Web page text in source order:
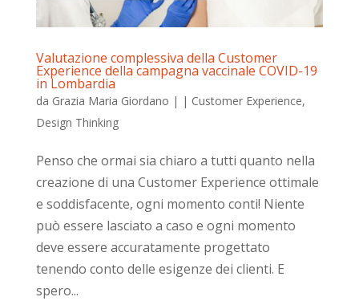
Valutazione complessiva della Customer
Experience della campagna vaccinale COVID-19
in Lombardia
da Grazia Maria Giordano | | Customer Experience,
Design Thinking
Penso che ormai sia chiaro a tutti quanto nella
creazione di una Customer Experience ottimale
e soddisfacente, ogni momento conti! Niente
può essere lasciato a caso e ogni momento
deve essere accuratamente progettato
tenendo conto delle esigenze dei clienti. E
spero...